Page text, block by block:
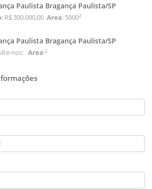
Paulista Bragança Paulista/SP
: R$ 300.000,00 Area: 50002
Paulista Bragança Paulista/SP
nos: Area:2